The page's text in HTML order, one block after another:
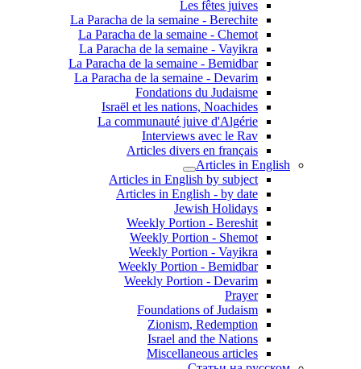
Les fêtes juives
La Paracha de la semaine - Berechite
La Paracha de la semaine - Chemot
La Paracha de la semaine - Vayikra
La Paracha de la semaine - Bemidbar
La Paracha de la semaine - Devarim
Fondations du Judaisme
Israël et les nations, Noachides
La communauté juive d'Algérie
Interviews avec le Rav
Articles divers en français
Articles in English
Articles in English by subject
Articles in English - by date
Jewish Holidays
Weekly Portion - Bereshit
Weekly Portion - Shemot
Weekly Portion - Vayikra
Weekly Portion - Bemidbar
Weekly Portion - Devarim
Prayer
Foundations of Judaism
Zionism, Redemption
Israel and the Nations
Miscellaneous articles